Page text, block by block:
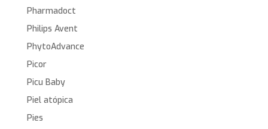
Pharmadoct
Philips Avent
PhytoAdvance
Picor
Picu Baby
Piel atópica
Pies